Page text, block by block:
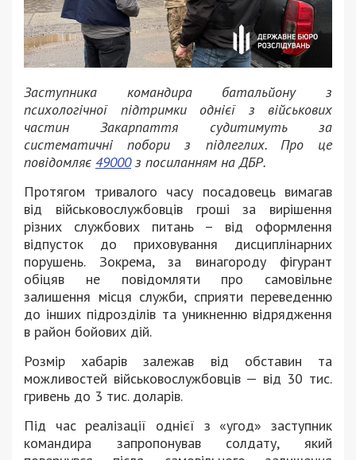
Заступника командира батальйону з
психологічної підтримки однієї з військових
частин Закарпаття судитимуть за
систематичні побори з підлеглих. Про це
повідомляє 49000з посиланням на ДБР.
Протягом тривалого часу посадовець вимагав
від військовослужбовців гроші за вирішення
різних службових питань – від оформлення
відпусток до приховування дисциплінарних
порушень. Зокрема, за винагороду фігурант
обіцяв не повідомляти про самовільне
залишення місця служби, сприяти переведенню
до інших підрозділів та уникненню відрядження
в район бойових дій.
Розмір хабарів залежав від обставин та
можливостей військовослужбовців — від 30 тис.
гривень до 3 тис. доларів.
Під час реалізації однієї з «угод» заступник
командира запропонував солдату, який